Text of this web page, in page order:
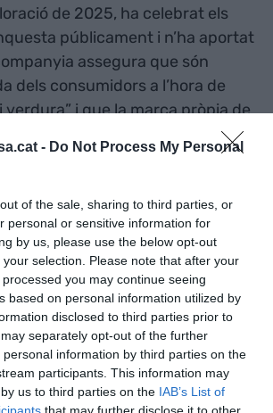
- Do Not Process My Personal
of the sale, sharing to third parties, or
personal or sensitive information for
by us, please use the below opt-out
selection. Please note that after your
you may continue seeing
based on personal information utilized by
disclosed to third parties prior to
separately opt-out of the further
information by third parties on the
participants. This information may
us to third parties on the IAB’s List of
de 2025, ha celebrat els
públicament i n’ha aportat
assegura que són
dels consumidors a l’hora de
i que la marca pròpia de
segona més ben valorada de tot
no disponibles en la versió
a l’enquesta de l’OCU, el
Olèrdola (Alt Penedès) ha encetat
d'uns resultats de rècord
facturació de 802 milions
més que l’any anterior, i un
del 40% en dos anys.